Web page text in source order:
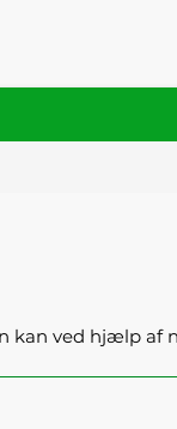
kan ved hjælp af